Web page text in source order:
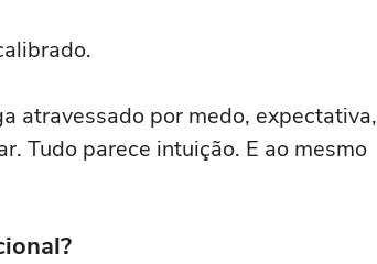
atravessado por medo, expectativa,
Tudo parece intuição. E ao mesmo